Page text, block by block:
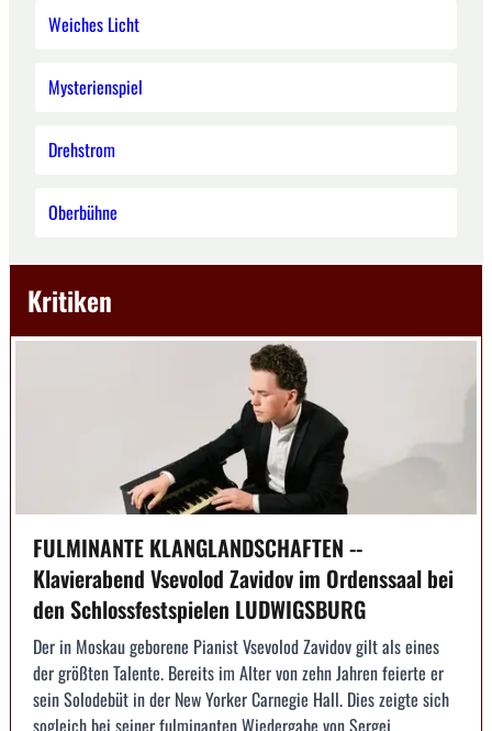
Weiches Licht
Mysterienspiel
Drehstrom
Oberbühne
Kritiken
FULMINANTE KLANGLANDSCHAFTEN --
Klavierabend Vsevolod Zavidov im Ordenssaal bei
den Schlossfestspielen LUDWIGSBURG
Der in Moskau geborene Pianist Vsevolod Zavidov gilt als eines
der größten Talente. Bereits im Alter von zehn Jahren feierte er
sein Solodebüt in der New Yorker Carnegie Hall. Dies zeigte sich
sogleich bei seiner fulminanten Wiedergabe von Sergej